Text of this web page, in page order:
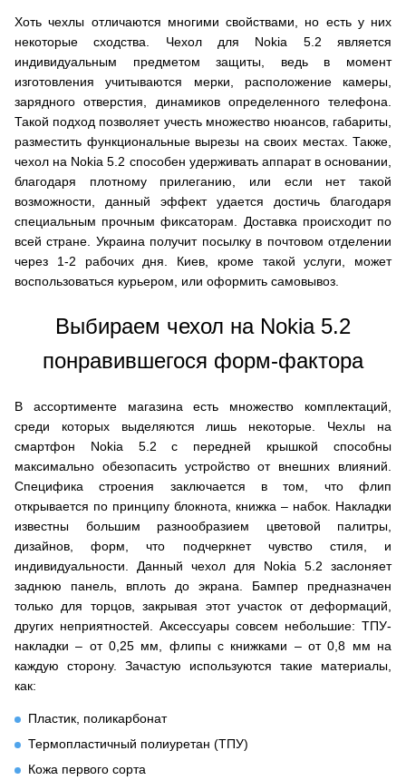
Хоть чехлы отличаются многими свойствами, но есть у них
некоторые сходства. Чехол для Nokia 5.2 является
индивидуальным предметом защиты, ведь в момент
изготовления учитываются мерки, расположение камеры,
зарядного отверстия, динамиков определенного телефона.
Такой подход позволяет учесть множество нюансов, габариты,
разместить функциональные вырезы на своих местах. Также,
чехол на Nokia 5.2 способен удерживать аппарат в основании,
благодаря плотному прилеганию, или если нет такой
возможности, данный эффект удается достичь благодаря
специальным прочным фиксаторам. Доставка происходит по
всей стране. Украина получит посылку в почтовом отделении
через 1-2 рабочих дня. Киев, кроме такой услуги, может
воспользоваться курьером, или оформить самовывоз.
Выбираем чехол на Nokia 5.2
понравившегося форм-фактора
В ассортименте магазина есть множество комплектаций,
среди которых выделяются лишь некоторые. Чехлы на
смартфон Nokia 5.2 с передней крышкой способны
максимально обезопасить устройство от внешних влияний.
Специфика строения заключается в том, что флип
открывается по принципу блокнота, книжка – набок. Накладки
известны большим разнообразием цветовой палитры,
дизайнов, форм, что подчеркнет чувство стиля, и
индивидуальности. Данный чехол для Nokia 5.2 заслоняет
заднюю панель, вплоть до экрана. Бампер предназначен
только для торцов, закрывая этот участок от деформаций,
других неприятностей. Аксессуары совсем небольшие: ТПУ-
накладки – от 0,25 мм, флипы с книжками – от 0,8 мм на
каждую сторону. Зачастую используются такие материалы,
как:
Пластик, поликарбонат
Термопластичный полиуретан (ТПУ)
Кожа первого сорта